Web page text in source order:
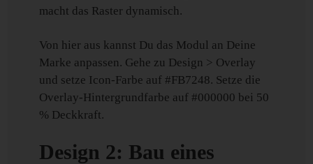
macht das Raster dynamisch.
Von hier aus kannst Du das Modul an Deine
Marke anpassen. Gehe zu Design > Overlay
und setze Icon-Farbe auf #FB7248. Setze die
Overlay-Hintergrundfarbe auf #000000 bei 50
% Deckkraft.
Design 2: Bau eines